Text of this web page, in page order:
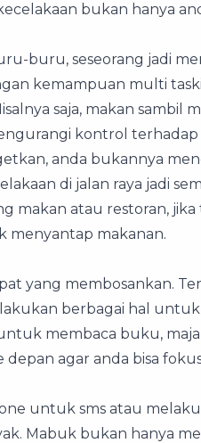
bukan hanya
buru, seseorang jadi
kemampuan multi
saja, makan sambil
kontrol terhadap
anda bukannya
di jalan raya jadi
makan atau restoran,
menyantap makanan.
yang membosankan.
berbagai hal
membaca buku,
agar anda bisa
untuk sms atau
Mabuk bukan hanya